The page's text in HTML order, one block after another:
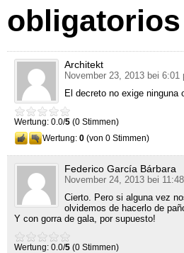
Architekt
November 23, 2013 bei 6:01
El decreto no exige ninguna
Wertung: 0.0/5 (0 Stimmen)
Wertung: 0 (von 0 Stimmen)
Federico García Bárbara
November 24, 2013 bei
Cierto
Pero si alguna vez
olvidemos de hacerlo de
Y con gorra de gala por supuesto!
Wertung: 0.0/5 (0 Stimmen)